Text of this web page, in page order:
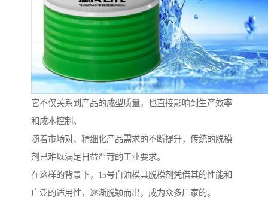
它不仅关系到产品的成型质量，也直接影响到生产效率
和成本控制。
随着市场对、精细化产品需求的不断提升，传统的脱模
剂已难以满足日益严苛的工业要求。
在这样的背景下，15号白油模具脱模剂凭借其的性能和
广泛的适用性，逐渐脱颖而出，成为众多厂家的。